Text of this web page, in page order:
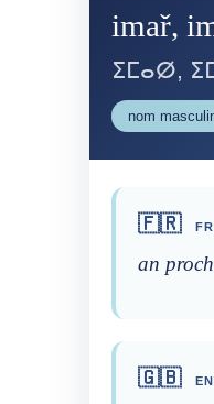
imař,
ⵉⵎⴰⵁ,
nom
🇫🇷
an
🇬🇧